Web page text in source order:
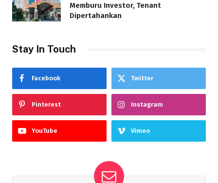
Memburu Investor, Tenant
Dipertahankan
Stay In Touch
Facebook Twitter
Pinterest Instagram
YouTube Vimeo